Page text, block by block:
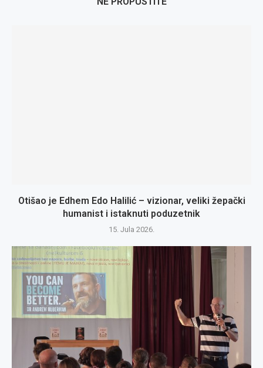
Otišao je Edhem Edo Halilić – vizionar, veliki žepački
humanist i istaknuti poduzetnik
15. Jula 2026.